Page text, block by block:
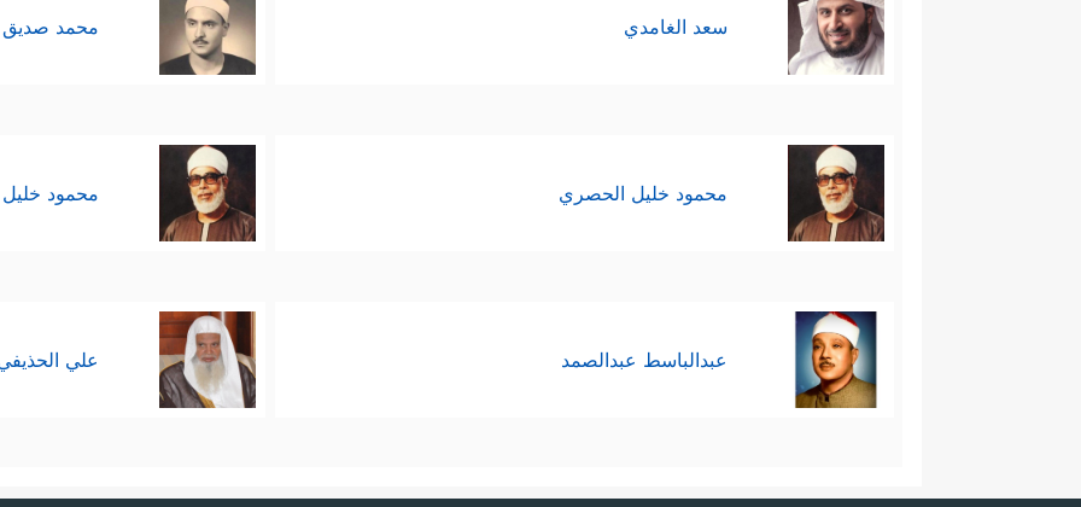
سعد الغامدي محمد صديق
محمود خليل الحصري محمود
عبدالباسط عبدالصمد علي